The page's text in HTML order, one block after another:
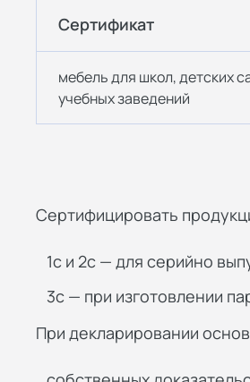
Сертификат
мебель для школ, детских
учебных заведений
Сертифицировать
1с и 2с — для серийно
3с — при изготовлении
При декларировании